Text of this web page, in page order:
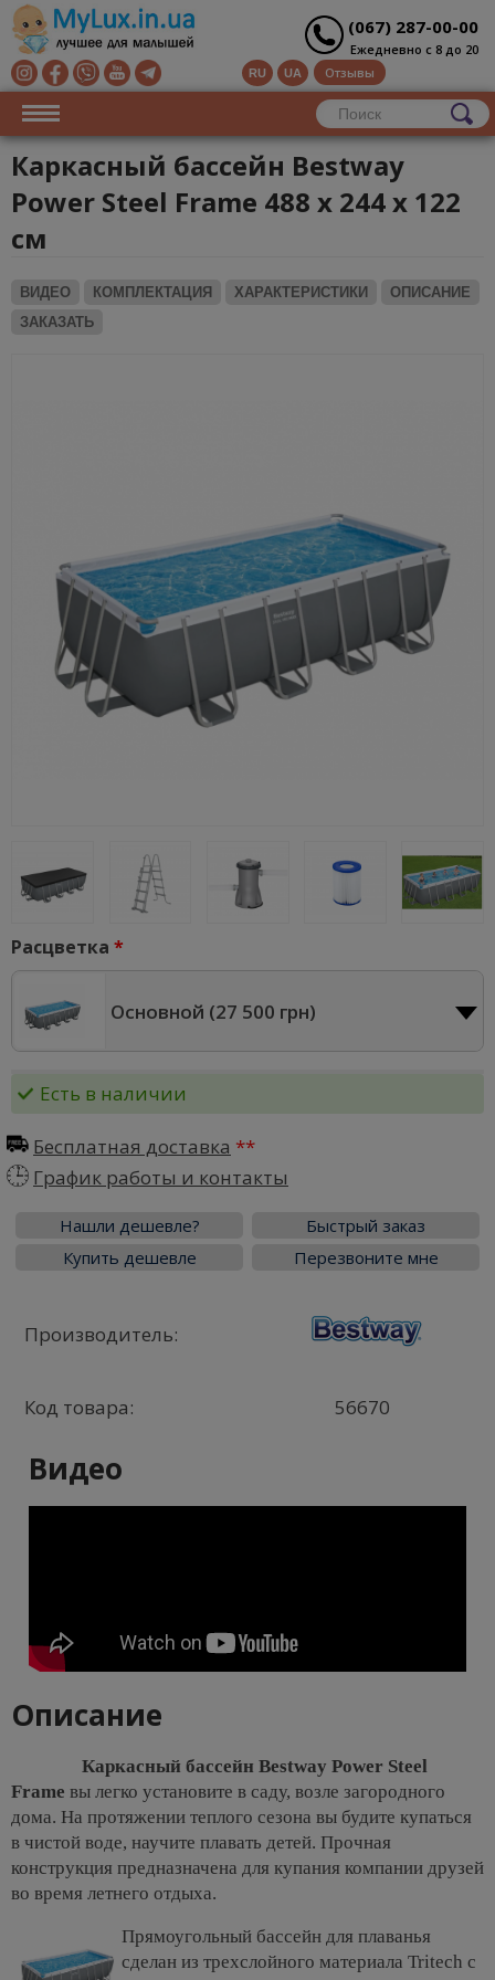
(067) 287-00-00
Ежедневно с 8 до 20
RU UA Отзывы
Каркасный бассейн Bestway
Power Steel Frame 488 х 244 х 122
см
ВИДЕО КОМПЛЕКТАЦИЯ ХАРАКТЕРИСТИКИ
ОПИСАНИЕ
ЗАКАЗАТЬ
Расцветка
Основной (27 500 грн)
Есть в наличии
Бесплатная доставка
График работы и контакты
Нашли дешевле?
Быстрый заказ
Купить дешевле
Перезвоните мне
Производитель:
Код товара: 56670
Видео
Описание
Каркасный бассейн Bestway Power Steel
Frame вы легко установите в саду, возле загородного
дома. На протяжении теплого сезона вы будите купаться
в чистой воде, научите плавать детей. Прочная
конструкция предназначена для купания компании друзей
во время летнего отдыха.
Прямоугольный бассейн для плаванья
сделан из трехслойного материала Tritech с